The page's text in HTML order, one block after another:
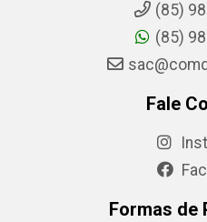
(85)
(85)
Fale
Formas de